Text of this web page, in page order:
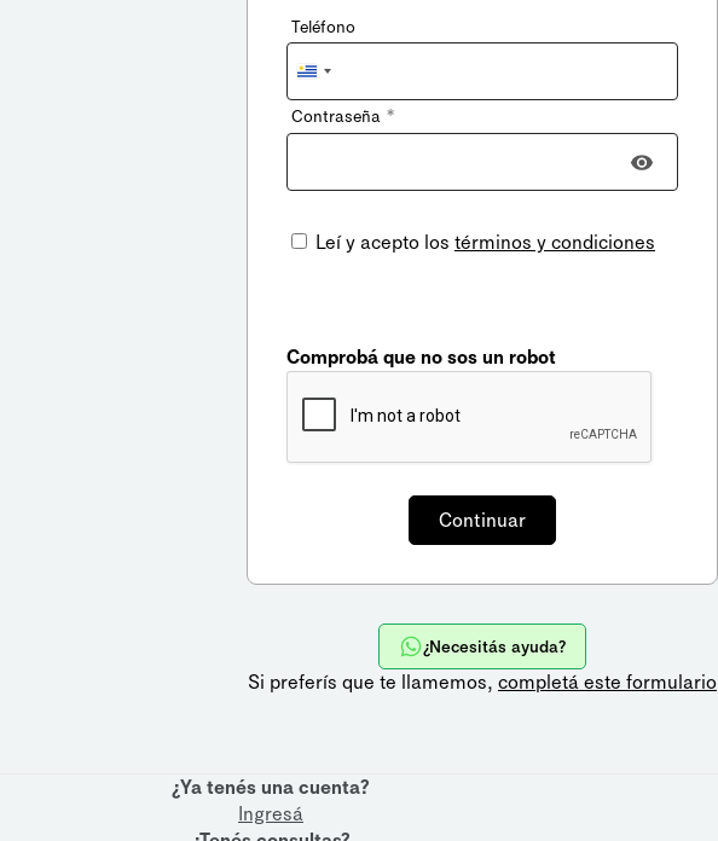
Teléfono
Uruguay
+598
Contraseña *
Leí y acepto los términos y condiciones
Comprobá que no sos un robot
¿Necesitás ayuda?
Si preferís que te llamemos, completá este formulario
¿Ya tenés una cuenta?
Ingresá